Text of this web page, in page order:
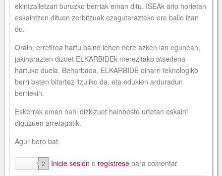
ekintzailetzari buruzko berriak eman ditu. ISEAk arlo horietan
eskaintzen dituen zerbitzuak ezagutarazteko ere balio izan
du.
Orain, erretiroa hartu baino lehen nere azken lan egunean,
jakinarazten dizuet ELKARBIDEk merezitako atsedena
hartuko duela. Beharbada, ELKARBIDE oinarri teknologiko
berri baten bitartez itzuliko da, eta edukien arduradun
berriekin.
Eskerrak eman nahi dizkizuet hainbeste urtetan eskaini
diguzuen arretagatik.
Agur bero bat.
2 comentarios
Inicie sesión o regístresepara comentar